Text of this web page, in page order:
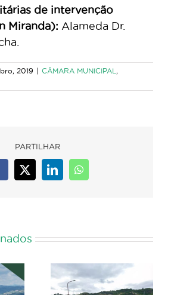
de intervenção
Miranda): Alameda Dr.
2019 | CÂMARA MUNICIPAL ,
PARTILHAR
X LinkedInWhatsApp